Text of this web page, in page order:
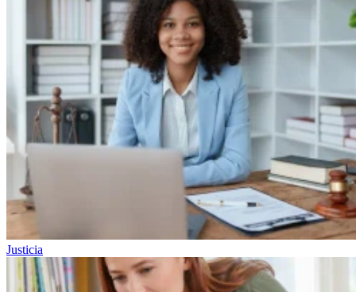
Justicia